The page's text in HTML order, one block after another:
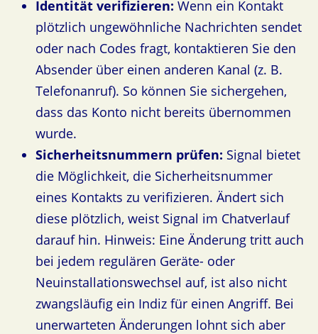
Identität verifizieren: Wenn ein Kontakt
plötzlich ungewöhnliche Nachrichten sendet
oder nach Codes fragt, kontaktieren Sie den
Absender über einen anderen Kanal (z. B.
Telefonanruf). So können Sie sichergehen,
dass das Konto nicht bereits übernommen
wurde.
Sicherheitsnummern prüfen: Signal bietet
die Möglichkeit, die Sicherheitsnummer
eines Kontakts zu verifizieren. Ändert sich
diese plötzlich, weist Signal im Chatverlauf
darauf hin. Hinweis: Eine Änderung tritt auch
bei jedem regulären Geräte- oder
Neuinstallationswechsel auf, ist also nicht
zwangsläufig ein Indiz für einen Angriff. Bei
unerwarteten Änderungen lohnt sich aber